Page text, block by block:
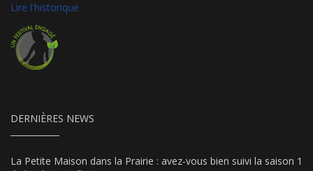
Lire l'historique
DERNIÈRES NEWS
La Petite Maison dans la Prairie : avez-vous bien suivi la saison 1